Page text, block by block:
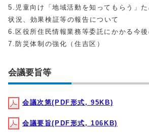
5.児童向け「地域活動を知ってもらう」
状況、効果検証等の報告について
6.区役所住民情報業務等委託にかかる今
7.防災体制の強化（住吉区）
会議要旨等
会議次第(PDF形式, 95KB)
会議要旨(PDF形式, 106KB)